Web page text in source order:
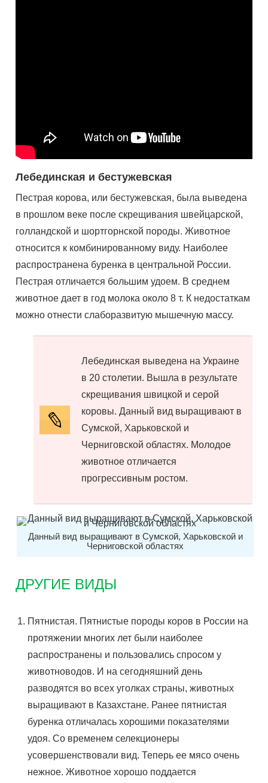
Лебединская и бестужевская
Пестрая корова, или бестужевская, была выведена
в прошлом веке после скрещивания швейцарской,
голландской и шортгорнской породы. Животное
относится к комбинированному виду. Наиболее
распространена буренка в центральной России.
Пестрая отличается большим удоем. В среднем
животное дает в год молока около 8 т. К недостаткам
можно отнести слаборазвитую мышечную массу.
Лебединская выведена на Украине
в 20 столетии. Вышла в результате
скрещивания швицкой и серой
коровы. Данный вид выращивают в
Сумской, Харьковской и
Черниговской областях. Молодое
животное отличается
прогрессивным ростом.
Данный вид выращивают в Сумской, Харьковской и
Черниговской областях
ДРУГИЕ ВИДЫ
Пятнистая. Пятнистые породы коров в России на
протяжении многих лет были наиболее
распространены и пользовались спросом у
животноводов. И на сегодняшний день
разводятся во всех уголках страны, животных
выращивают в Казахстане. Ранее пятнистая
буренка отличалась хорошими показателями
удоя. Со временем селекционеры
усовершенствовали вид. Теперь ее мясо очень
нежное. Животное хорошо поддается